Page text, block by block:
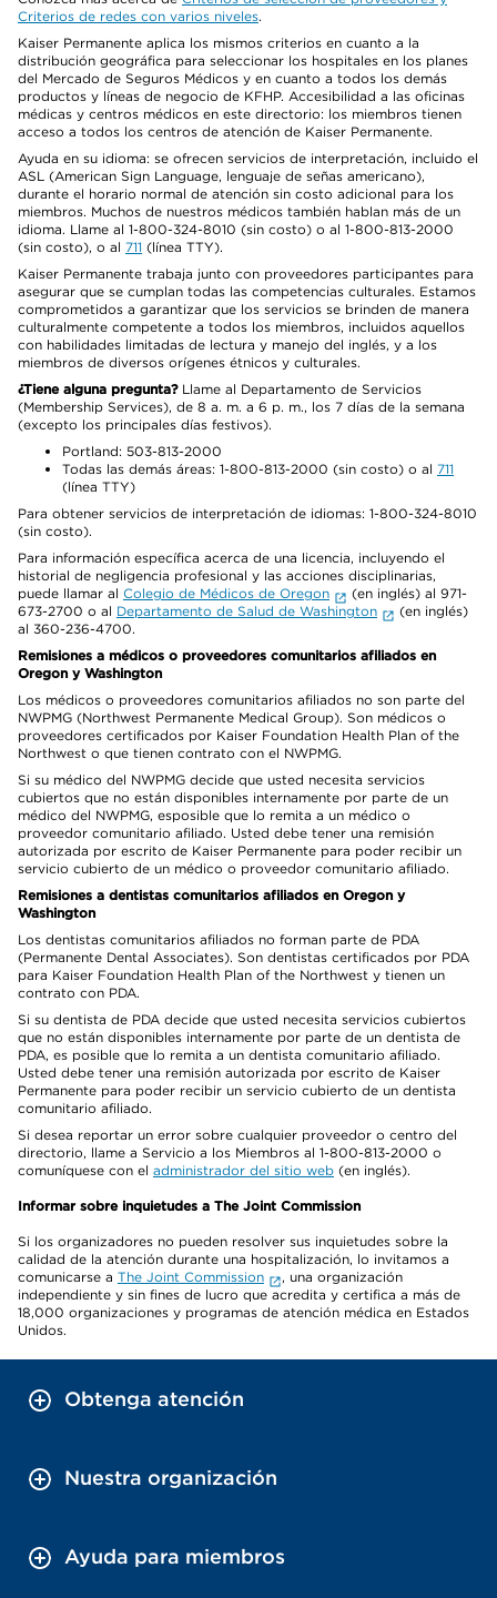
Criterios de redes con varios niveles.
Kaiser Permanente aplica los mismos criterios en cuanto a la
distribución geográfica para seleccionar los hospitales en los planes
del Mercado de Seguros Médicos y en cuanto a todos los demás
productos y líneas de negocio de KFHP. Accesibilidad a las oficinas
médicas y centros médicos en este directorio: los miembros tienen
acceso a todos los centros de atención de Kaiser Permanente.
Ayuda en su idioma: se ofrecen servicios de interpretación, incluido el
ASL (American Sign Language, lenguaje de señas americano),
durante el horario normal de atención sin costo adicional para los
miembros. Muchos de nuestros médicos también hablan más de un
idioma. Llame al 1-800-324-8010 (sin costo) o al 1-800-813-2000
(sin costo), o al 711 (línea TTY).
Kaiser Permanente trabaja junto con proveedores participantes para
asegurar que se cumplan todas las competencias culturales. Estamos
comprometidos a garantizar que los servicios se brinden de manera
culturalmente competente a todos los miembros, incluidos aquellos
con habilidades limitadas de lectura y manejo del inglés, y a los
miembros de diversos orígenes étnicos y culturales.
¿Tiene alguna pregunta?Llame al Departamento de Servicios
(Membership Services), de 8 a. m. a 6 p. m., los 7 días de la semana
(excepto los principales días festivos).
Portland: 503-813-2000
Todas las demás áreas: 1-800-813-2000 (sin costo) o al 711
(línea TTY)
Para obtener servicios de interpretación de idiomas: 1-800-324-8010
(sin costo).
Para información específica acerca de una licencia, incluyendo el
historial de negligencia profesional y las acciones disciplinarias,
puede llamar al Colegio de Médicos de Oregon
(en inglés) al 971-
673-2700 o al Departamento de Salud de Washington
(en inglés)
al 360-236-4700.
Remisiones a médicos o proveedores comunitarios afiliados en
Oregon y Washington
Los médicos o proveedores comunitarios afiliados no son parte del
NWPMG (Northwest Permanente Medical Group). Son médicos o
proveedores certificados por Kaiser Foundation Health Plan of the
Northwest o que tienen contrato con el NWPMG.
Si su médico del NWPMG decide que usted necesita servicios
cubiertos que no están disponibles internamente por parte de un
médico del NWPMG, esposible que lo remita a un médico o
proveedor comunitario afiliado. Usted debe tener una remisión
autorizada por escrito de Kaiser Permanente para poder recibir un
servicio cubierto de un médico o proveedor comunitario afiliado.
Remisiones a dentistas comunitarios afiliados en Oregon y
Washington
Los dentistas comunitarios afiliados no forman parte de PDA
(Permanente Dental Associates). Son dentistas certificados por PDA
para Kaiser Foundation Health Plan of the Northwest y tienen un
contrato con PDA.
Si su dentista de PDA decide que usted necesita servicios cubiertos
que no están disponibles internamente por parte de un dentista de
PDA, es posible que lo remita a un dentista comunitario afiliado.
Usted debe tener una remisión autorizada por escrito de Kaiser
Permanente para poder recibir un servicio cubierto de un dentista
comunitario afiliado.
Si desea reportar un error sobre cualquier proveedor o centro del
directorio, llame a Servicio a los Miembros al 1-800-813-2000 o
comuníquese con el administrador del sitio web (en inglés).
Informar sobre inquietudes a The Joint Commission
Si los organizadores no pueden resolver sus inquietudes sobre la
calidad de la atención durante una hospitalización, lo invitamos a
comunicarse a The Joint Commission
, una organización
independiente y sin fines de lucro que acredita y certifica a más de
18,000 organizaciones y programas de atención médica en Estados
Unidos.
Obtenga atención
Nuestra organización
Ayuda para miembros